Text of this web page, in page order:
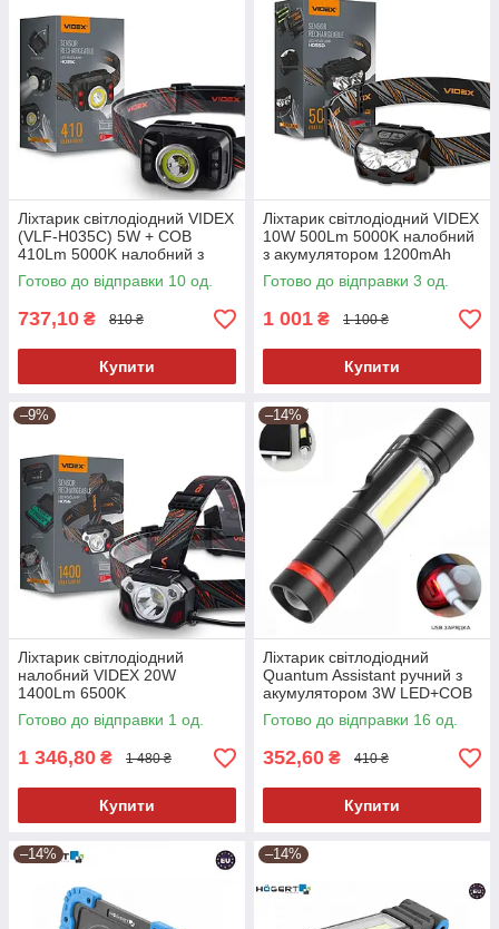
Ліхтарик світлодіодний VIDEX
(VLF-H035C) 5W + COB
410Lm 5000K налобний з
акумулятором
Готово до відправки 10 од.
737,10 ₴ 810 ₴
Купити
Ліхтарик світлодіодний VIDEX
10W 500Lm 5000K налобний
з акумулятором 1200mAh
(VLF-H055D)
Готово до відправки 3 од.
1 001 ₴ 1 100 ₴
Купити
–9%
Ліхтарик світлодіодний
налобний VIDEX 20W
1400Lm 6500K
акумуляторний з функцією
Power Bank (VLF-H056)
Готово до відправки 1 од.
1 346,80 ₴ 1 480 ₴
Купити
–14%
Ліхтарик світлодіодний
Quantum Assistant ручний з
акумулятором 3W LED+COB
з функцією Power Bank
Готово до відправки 16 од.
352,60 ₴ 410 ₴
Купити
–14% –14%